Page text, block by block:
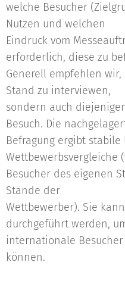
welche Besucher
Nutzen und welchen
Eindruck vom
erforderlich, diese zu
Generell empfehlen
Stand zu interviewen,
sondern auch
Besuch. Die
Befragung ergibt
Wettbewerbsvergleiche
Besucher des eigenen
Stände der
Wettbewerber). Sie
durchgeführt werden,
internationale
können.